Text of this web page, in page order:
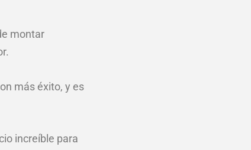
montar
más éxito, y es
increíble para